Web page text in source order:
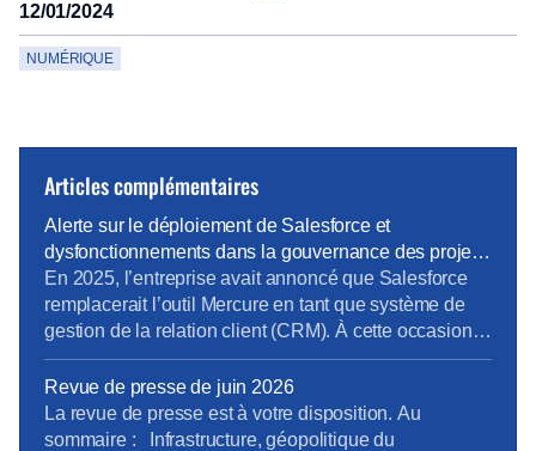
12/01/2024
NUMÉRIQUE
Articles complémentaires
Alerte sur le déploiement de Salesforce et
dysfonctionnements dans la gouvernance des projets
métiers
En 2025, l’entreprise avait annoncé que Salesforce
remplacerait l’outil Mercure en tant que système de
gestion de la relation client (CRM). À cette occasion,
la Direction Pro-PME et la Direction du Système
d’Information (DSI) avaient sollicité chaque métier
pour élaborer un cahier des charges rigoureux,
destiné à prendre en compte les besoins terrain
Revue de presse de juin 2026
La revue de presse est à votre disposition. Au
sommaire : Infrastructure, géopolitique du